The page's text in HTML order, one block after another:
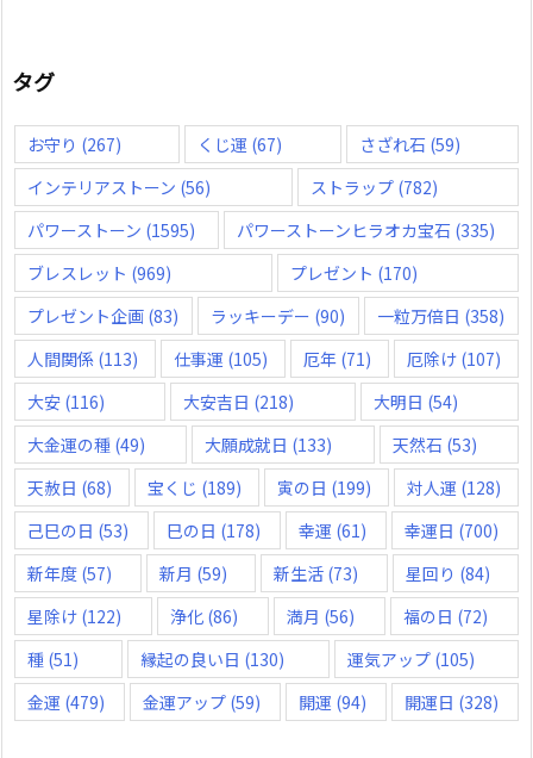
タグ
お守り (267) くじ運 (67) さざれ石 (59)
インテリアストーン (56) ストラップ(782)
パワーストーン (1595) パワーストーンヒラオカ宝石 (335)
ブレスレット (969) プレゼント (170)
プレゼント企画 (83) ラッキーデー (90) 一粒万倍日 (358)
人間関係 (113) 仕事運 (105) 厄年 (71) 厄除け (107)
大安 (116) 大安吉日 (218) 大明日 (54)
大金運の種 (49) 大願成就日 (133) 天然石 (53)
天赦日 (68) 宝くじ (189) 寅の日 (199) 対人運 (128)
己巳の日 (53) 巳の日 (178) 幸運 (61) 幸運日 (700)
新年度 (57) 新月 (59) 新生活 (73) 星回り (84)
星除け (122) 浄化 (86) 満月 (56) 福の日 (72)
種 (51) 縁起の良い日 (130) 運気アップ(105)
金運 (479) 金運アップ (59) 開運 (94) 開運日 (328)